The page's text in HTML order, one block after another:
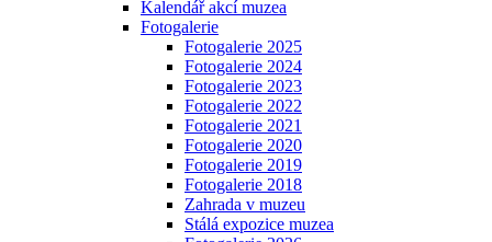
Kalendář akcí muzea
Fotogalerie
Fotogalerie 2025
Fotogalerie 2024
Fotogalerie 2023
Fotogalerie 2022
Fotogalerie 2021
Fotogalerie 2020
Fotogalerie 2019
Fotogalerie 2018
Zahrada v muzeu
Stálá expozice muzea